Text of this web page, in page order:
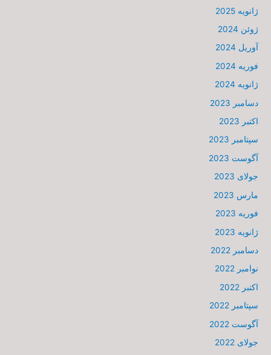
ژانویه 2025
ژوئن 2024
آوریل 2024
فوریه 2024
ژانویه 2024
دسامبر 2023
اکتبر 2023
سپتامبر 2023
آگوست 2023
جولای 2023
مارس 2023
فوریه 2023
ژانویه 2023
دسامبر 2022
نوامبر 2022
اکتبر 2022
سپتامبر 2022
آگوست 2022
جولای 2022